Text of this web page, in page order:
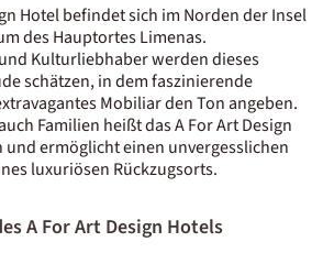
Hotel befindet sich im Norden der Insel
des Hauptortes Limenas.
Kulturliebhaber werden dieses
schätzen, in dem faszinierende
Mobiliar den Ton angeben.
Familien heißt das A For Art Design
ermöglicht einen unvergesslichen
luxuriösen Rückzugsorts.
A For Art Design Hotels